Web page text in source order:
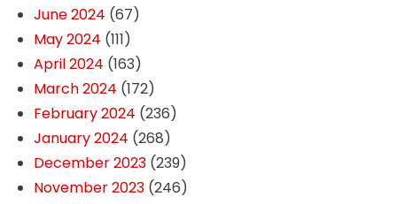
June 2024 (67)
May 2024 (111)
April 2024 (163)
March 2024 (172)
February 2024 (236)
January 2024 (268)
December 2023(239)
November 2023(246)